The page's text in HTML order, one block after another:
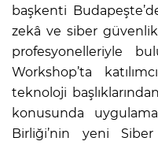
başkenti
zekâ ve siber güvenlik
profesyonelleriyle
Workshop’ta
teknoloji
konusunda
Birliği’nin yeni Siber